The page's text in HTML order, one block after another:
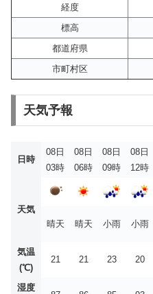
経度
標高
都道府県
市町村区
天気予報
日時
08日
03時
08日
06時
08日
09時
08日
12時
天気
晴天
晴天 小雨 小雨
気温
(℃)
21 21 23 20
湿度